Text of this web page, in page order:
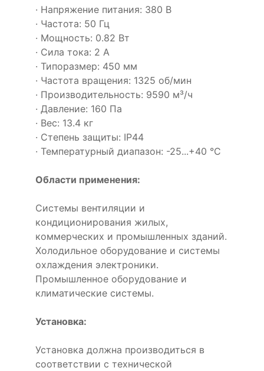
· Напряжение питания: 380 В
· Частота: 50 Гц
· Мощность: 0.82 Вт
· Сила тока: 2 А
· Типоразмер: 450 мм
· Частота вращения: 1325 об/мин
· Производительность: 9590 м³/ч
· Давление: 160 Па
· Вес: 13.4 кг
· Степень защиты: IP44
· Температурный диапазон: -25...+40 °C
Области применения:
Системы вентиляции и
кондиционирования жилых,
коммерческих и промышленных зданий.
Холодильное оборудование и системы
охлаждения электроники.
Промышленное оборудование и
климатические системы.
Установка:
Установка должна производиться в
соответствии с технической